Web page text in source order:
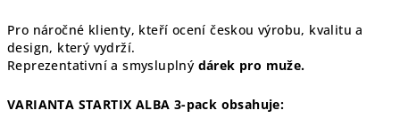
Pro náročné klienty, kteří ocení českou výrobu, kvalitu a
design, který vydrží.
Reprezentativní a smysluplný dárek pro muže.
VARIANTA STARTIX ALBA 3-pack obsahuje: